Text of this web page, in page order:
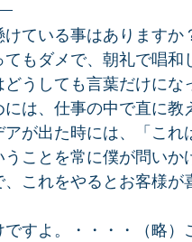
ている事はありますか
もダメで、朝礼で唱和
うしても言葉だけにな
は、仕事の中で直に教
出た時には、「これ
ことを常に僕が問いか
これをやるとお客様が
すよ。・・・・（略）